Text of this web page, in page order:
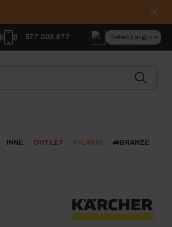
577 303 877
INNE OUTLET PILARKI 🚜BRANŻE